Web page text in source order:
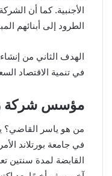
الطرود إلى أبنائهم
الهدف الثاني من
في تنمية الاقتصاد
مؤسس شركة
من هو ياسر القاضي؟
في جامعة بورتلاند
القابضة لمدة سنتين